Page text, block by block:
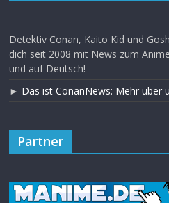
Detektiv Conan, Kaito Kid und
dich seit 2008 mit News zum
und auf Deutsch!
► Das ist ConanNews: Mehr über
Partner